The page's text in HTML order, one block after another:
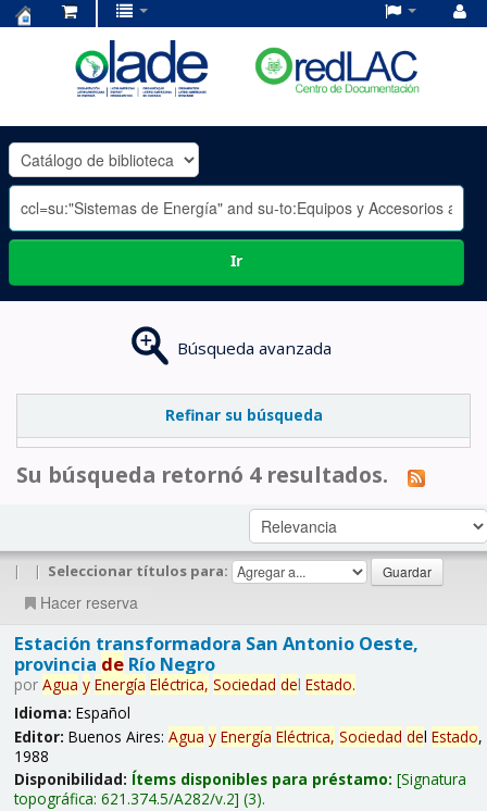
OLADE
-
Ir
Búsqueda avanzada
Refinar su búsqueda
Su búsqueda retornó 4 resultados.
| | Seleccionar títulos para:
Hacer reserva
Estación transformadora San Antonio Oeste,
provincia deRío Negro
por Agua y Energía Eléctrica, Sociedad del Estado.
Idioma: Español
Editor: Buenos Aires: Agua y Energía Eléctrica, Sociedad del Estado,
1988
Disponibilidad: Ítems disponibles para préstamo: Signatura
topográfica: 621.374.5/A282/v.2 (3).